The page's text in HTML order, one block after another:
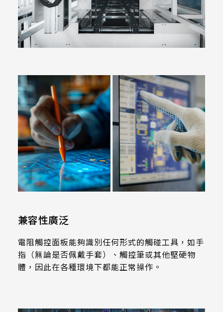
339.53 * 263.5 * 11.28 mm
376.54 * 225.9 * 11.8 mm
375.58 * 308 * 19.95 mm
409.27 * 334 * 18.02 mm
511.45 * 302.92 * 13.43 mm
562.98 * 332.4 *12.13 mm
189.35 * 121.77* 1.4 mm
179.96 * 119* 1.4 mm
240.6 *187.8* 1.4 mm
291.92 *194* 2.1 mm
兼容性廣泛
電阻觸控面板能夠識別任何形式的觸碰工具，如手
指（無論是否佩戴手套）、觸控筆或其他堅硬物
體，因此在各種環境下都能正常操作。